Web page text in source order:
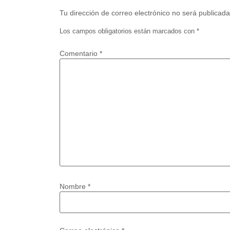
Tu dirección de correo electrónico no será
Los campos obligatorios están marcados con *
Comentario *
Nombre *